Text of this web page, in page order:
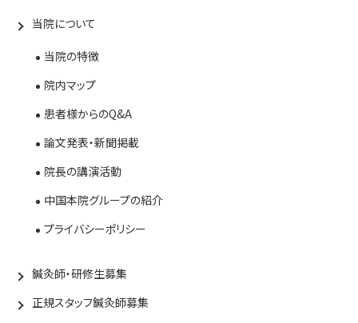
当院について
当院の特徴
院内マップ
患者様からのQ&A
論文発表・新聞掲載
院長の講演活動
中国本院グループの紹介
プライバシーポリシー
鍼灸師・研修生募集
正規スタッフ鍼灸師募集